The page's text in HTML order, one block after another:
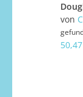
von